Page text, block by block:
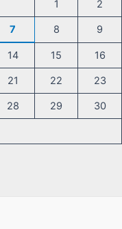
1 2
7 8 9
14 15 16
21 22 23
28 29 30